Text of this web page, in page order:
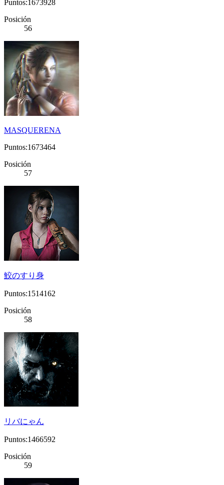
Puntos:1673928
Posición
56
MASQUERENA
Puntos:1673464
Posición
57
鮫のすり身
Puntos:1514162
Posición
58
リバにゃん
Puntos:1466592
Posición
59